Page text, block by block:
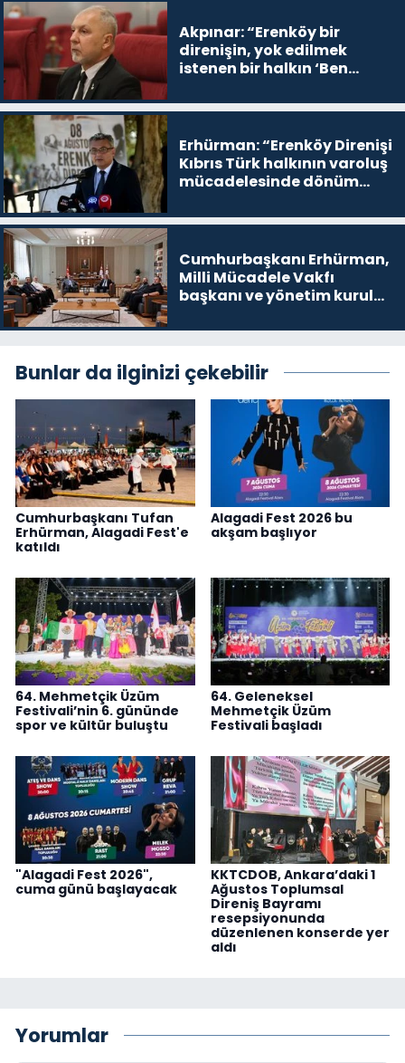
Akpınar: “Erenköy bir
direnişin, yok edilmek
istenen bir halkın ‘Ben
devam edeceğim’ dediği
Erhürman: “Erenköy Direnişi
Kıbrıs Türk halkının varoluş
mücadelesinde dönüm
Cumhurbaşkanı Erhürman,
Milli Mücadele Vakfı
başkanı ve yönetim kurulu
Bunlar da ilginizi çekebilir
Cumhurbaşkanı Tufan
Erhürman, Alagadi Fest'e
katıldı
Alagadi Fest 2026 bu
akşam başlıyor
64. Mehmetçik Üzüm
Festivali’nin 6. gününde
spor ve kültür buluştu
64. Geleneksel
Mehmetçik Üzüm
Festivali başladı
"Alagadi Fest 2026",
cuma günü başlayacak
KKTCDOB, Ankara’daki 1
Ağustos Toplumsal
Direniş Bayramı
resepsiyonunda
düzenlenen konserde yer
aldı
Yorumlar